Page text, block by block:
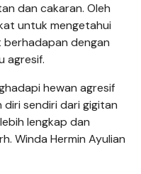
dan cakaran. Oleh
untuk mengetahui
dengan
agresif.
hewan agresif
sendiri dari gigitan
lengkap dan
Winda Hermin Ayulian